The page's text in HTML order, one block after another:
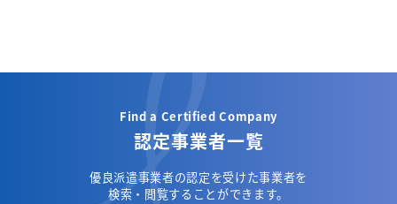
Find a Certified Company
認定事業者一覧
優良派遣事業者の認定を受けた事業者を
検索・閲覧することができます。